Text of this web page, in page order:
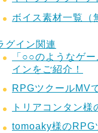
ボイス素材一覧（
グイン関連
「○○のようなゲ
インをご紹介！
RPGツクールMV
トリアコンタン
tomoaky様のRPG